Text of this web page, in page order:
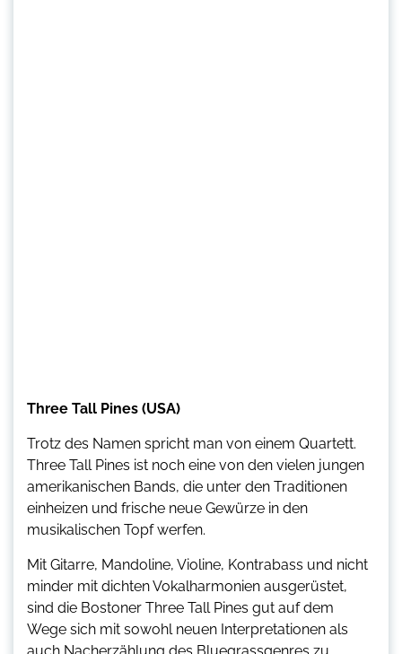
Three Tall Pines (USA)
Trotz des Namen spricht man von einem Quartett.
Three Tall Pines ist noch eine von den vielen jungen
amerikanischen Bands, die unter den Traditionen
einheizen und frische neue Gewürze in den
musikalischen Topf werfen.
Mit Gitarre, Mandoline, Violine, Kontrabass und nicht
minder mit dichten Vokalharmonien ausgerüstet,
sind die Bostoner Three Tall Pines gut auf dem
Wege sich mit sowohl neuen Interpretationen als